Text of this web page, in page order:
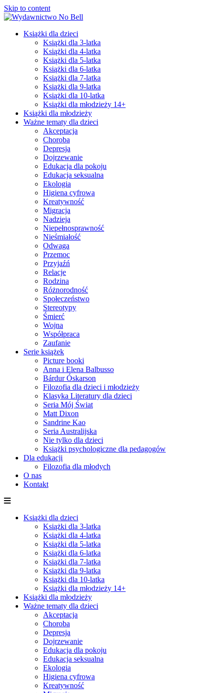
Skip to content
Książki dla dzieci
Książki dla 3-latka
Książki dla 4-latka
Książki dla 5-latka
Książki dla 6-latka
Książki dla 7-latka
Książki dla 9-latka
Książki dla 10-latka
Książki dla młodzieży 14+
Książki dla młodzieży
Ważne tematy dla dzieci
Akceptacja
Choroba
Depresja
Dojrzewanie
Edukacja dla pokoju
Edukacja seksualna
Ekologia
Higiena cyfrowa
Kreatywność
Migracja
Nadzieja
Niepełnosprawność
Nieśmiałość
Odwaga
Przemoc
Przyjaźń
Relacje
Rodzina
Różnorodność
Społeczeństwo
Stereotypy
Śmierć
Wojna
Współpraca
Zaufanie
Serie książek
Picture booki
Anna i Elena Balbusso
Bárdur Óskarson
Filozofia dla dzieci i młodzieży
Klasyka Literatury dla dzieci
Seria Mój Świat
Matt Dixon
Sandrine Kao
Seria Australijska
Nie tylko dla dzieci
Książki psychologiczne dla pedagogów
Dla edukacji
Filozofia dla młodych
O nas
Kontakt
Książki dla dzieci
Książki dla 3-latka
Książki dla 4-latka
Książki dla 5-latka
Książki dla 6-latka
Książki dla 7-latka
Książki dla 9-latka
Książki dla 10-latka
Książki dla młodzieży 14+
Książki dla młodzieży
Ważne tematy dla dzieci
Akceptacja
Choroba
Depresja
Dojrzewanie
Edukacja dla pokoju
Edukacja seksualna
Ekologia
Higiena cyfrowa
Kreatywność